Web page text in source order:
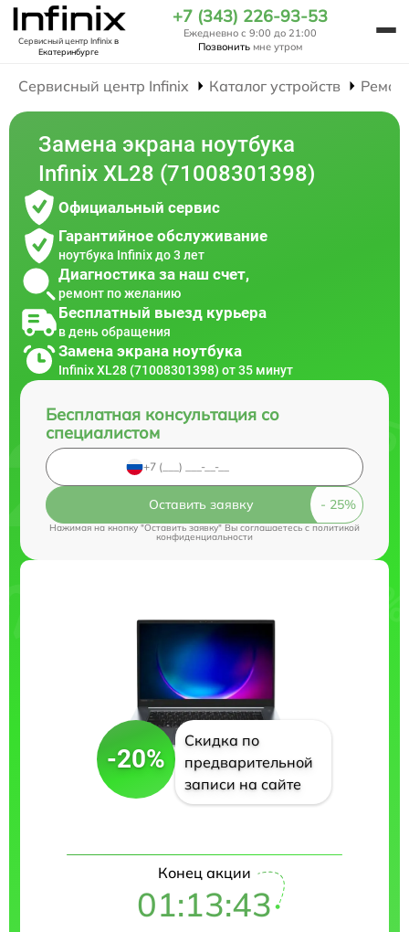
Сервисный центр Infinixв
Екатеринбурге
+7 (343) 226-93-53
Ежедневно с 9:00 до 21:00
Позвонить мне утром
Сервисный центр Infinix Каталог устройств
Замена экрана ноутбука
Infinix XL28 (71008301398)
Официальный сервис
Гарантийное обслуживание
ноутбука Infinix до 3 лет
Диагностика за наш счет,
ремонт по желанию
Бесплатный выезд курьера
в день обращения
Замена экрана ноутбука
Infinix XL28 (71008301398) от 35 минут
Бесплатная консультация со
специалистом
Оставить заявку
Нажимая на кнопку "Оставить заявку" Вы соглашаетесь cполитикой
конфиденциальности
-20%
Скидка по
предварительной
записи на сайте
Конец акции
01:13:42